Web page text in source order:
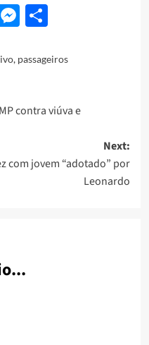
Messenger
Share
, passageiros
contra viúva e
Next:
com jovem “adotado” por
Leonardo